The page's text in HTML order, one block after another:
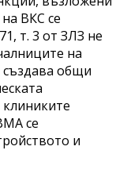
ВКС се
т. 3 от ЗЛЗ не
на
създава общи
се
и